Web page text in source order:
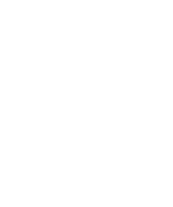
un rango de fechas y el primer día, ya lo
de 80x45, para colocarlo en un baño
Justo lo que buscaba, estoy encantada.